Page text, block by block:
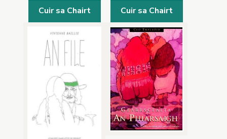
Cuir sa Chairt Cuir sa Chairt